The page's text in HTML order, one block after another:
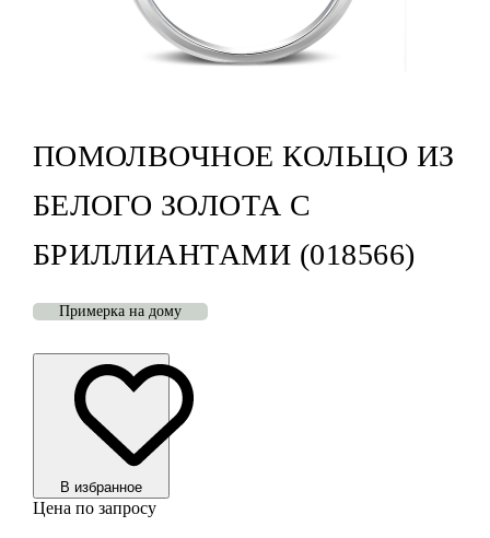
ПОМОЛВОЧНОЕ КОЛЬЦО ИЗ
БЕЛОГО ЗОЛОТА С
БРИЛЛИАНТАМИ (018566)
Примерка на дому
В избранноe
Цена по запросу